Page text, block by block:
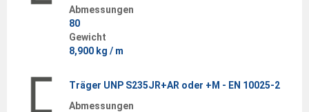
Abmessungen
80
Gewicht
8,900 kg / m
Träger UNP S235JR+AR oder +M - EN 10025-2
Abmessungen